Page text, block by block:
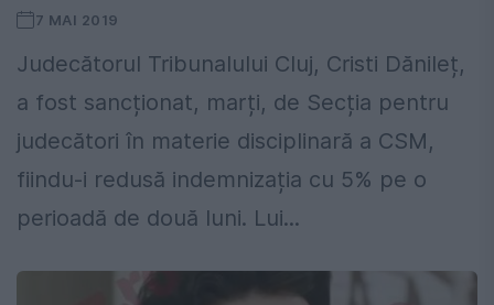
7 MAI 2019
Judecătorul Tribunalului Cluj, Cristi Dănileț,
a fost sancționat, marți, de Secția pentru
judecători în materie disciplinară a CSM,
fiindu-i redusă indemnizația cu 5% pe o
perioadă de două luni. Lui...